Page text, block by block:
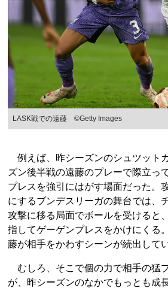
LASK戦での遠藤 ©Getty Images
例えば、昨シーズンのシュツット
ズン後半戦の遠藤のプレーで際立っ
プレスを強引にはがす場面だった。
にするブンデスリーガの舞台では、
攻撃に移る局面でボールを受けると
指してゲーゲンプレスをかけにくる
藤が相手をかわすシーンが続出してい
むしろ、そこで個の力で相手の猛
が、昨シーズンのなかでもっとも成